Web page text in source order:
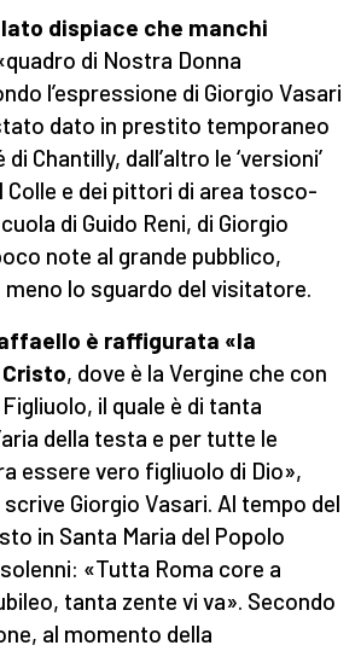
dispiace che manchi
di Nostra Donna
l’espressione di Giorgio Vasari
dato in prestito temporaneo
Chantilly, dall’altro le ‘versioni’
Colle e dei pittori di area tosco-
di Guido Reni, di Giorgio
note al grande pubblico,
lo sguardo del visitatore.
è raffigurata «la
, dove è la Vergine che con
il quale è di tanta
della testa e per tutte le
essere vero figliuolo di Dio»,
Giorgio Vasari. Al tempo del
in Santa Maria del Popolo
«Tutta Roma core a
tanta zente vi va». Secondo
al momento della